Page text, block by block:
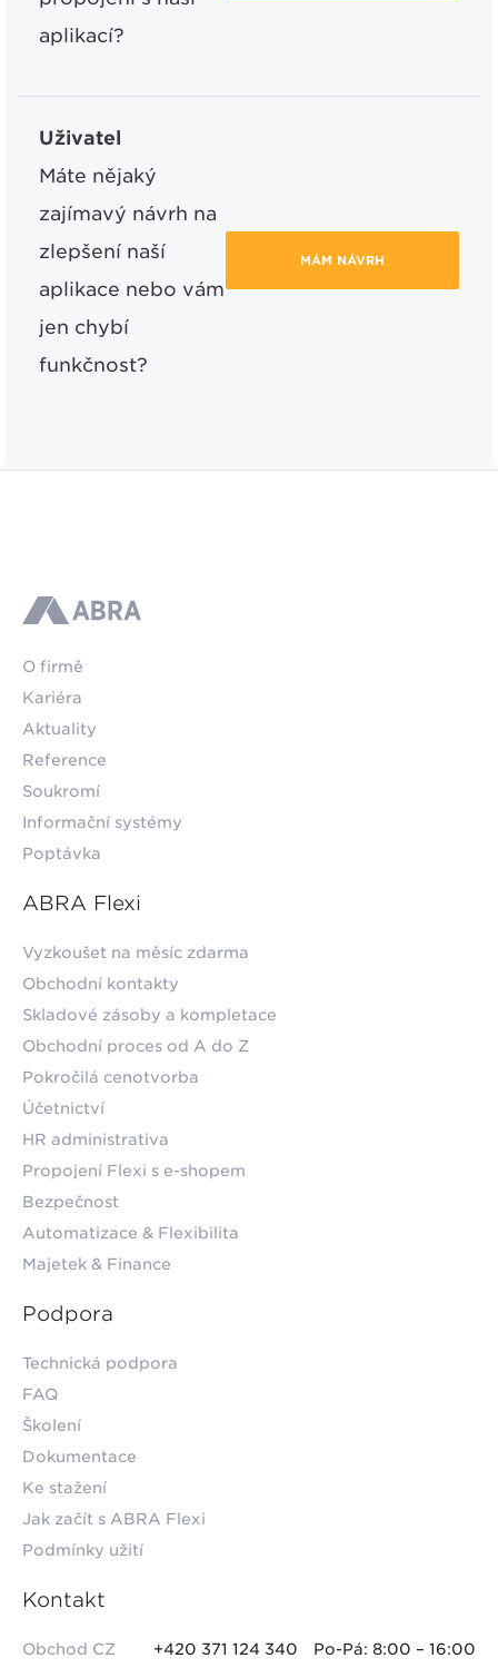
aplikací?
Uživatel
Máte nějaký
zajímavý návrh na
zlepšení naší
aplikace nebo vám
jen chybí
funkčnost?
MÁM NÁVRH
ABRA
O firmě
Kariéra
Aktuality
Reference
Soukromí
Informační systémy
Poptávka
ABRA Flexi
Vyzkoušet na měsíc zdarma
Obchodní kontakty
Skladové zásoby a kompletace
Obchodní proces od A do Z
Pokročilá cenotvorba
Účetnictví
HR administrativa
Propojení Flexi s e-shopem
Bezpečnost
Automatizace & Flexibilita
Majetek & Finance
Podpora
Technická podpora
FAQ
Školení
Dokumentace
Ke stažení
Jak začít s ABRA Flexi
Podmínky užití
Kontakt
Obchod CZ +420 371 124 340 Po-Pá: 8:00 – 16:00